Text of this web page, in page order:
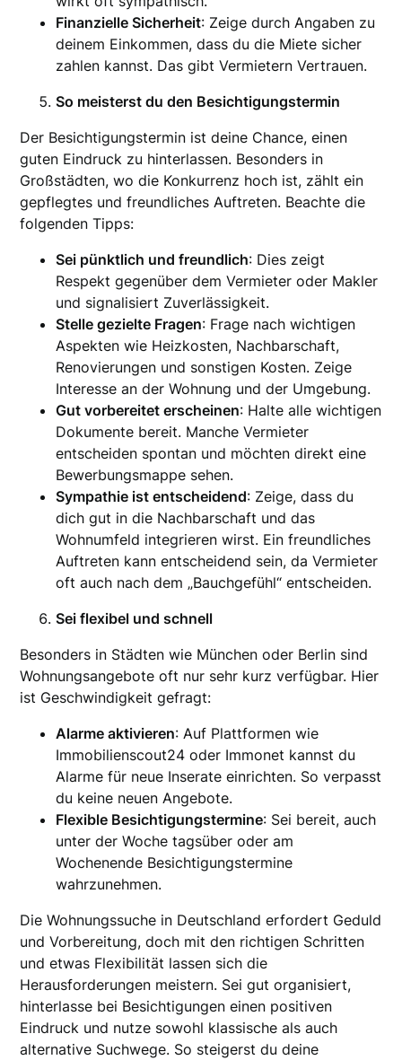
Finanzielle Sicherheit: Zeige durch Angaben zu
deinem Einkommen, dass du die Miete sicher
zahlen kannst. Das gibt Vermietern Vertrauen.
So meisterst du den Besichtigungstermin
Der Besichtigungstermin ist deine Chance, einen
guten Eindruck zu hinterlassen. Besonders in
Großstädten, wo die Konkurrenz hoch ist, zählt ein
gepflegtes und freundliches Auftreten. Beachte die
folgenden Tipps:
Sei pünktlich und freundlich: Dies zeigt
Respekt gegenüber dem Vermieter oder Makler
und signalisiert Zuverlässigkeit.
Stelle gezielte Fragen: Frage nach wichtigen
Aspekten wie Heizkosten, Nachbarschaft,
Renovierungen und sonstigen Kosten. Zeige
Interesse an der Wohnung und der Umgebung.
Gut vorbereitet erscheinen: Halte alle wichtigen
Dokumente bereit. Manche Vermieter
entscheiden spontan und möchten direkt eine
Bewerbungsmappe sehen.
Sympathie ist entscheidend: Zeige, dass du
dich gut in die Nachbarschaft und das
Wohnumfeld integrieren wirst. Ein freundliches
Auftreten kann entscheidend sein, da Vermieter
oft auch nach dem „Bauchgefühl“ entscheiden.
Sei flexibel und schnell
Besonders in Städten wie München oder Berlin sind
Wohnungsangebote oft nur sehr kurz verfügbar. Hier
ist Geschwindigkeit gefragt:
Alarme aktivieren: Auf Plattformen wie
Immobilienscout24 oder Immonet kannst du
Alarme für neue Inserate einrichten. So verpasst
du keine neuen Angebote.
Flexible Besichtigungstermine: Sei bereit, auch
unter der Woche tagsüber oder am
Wochenende Besichtigungstermine
wahrzunehmen.
Die Wohnungssuche in Deutschland erfordert Geduld
und Vorbereitung, doch mit den richtigen Schritten
und etwas Flexibilität lassen sich die
Herausforderungen meistern. Sei gut organisiert,
hinterlasse bei Besichtigungen einen positiven
Eindruck und nutze sowohl klassische als auch
alternative Suchwege. So steigerst du deine